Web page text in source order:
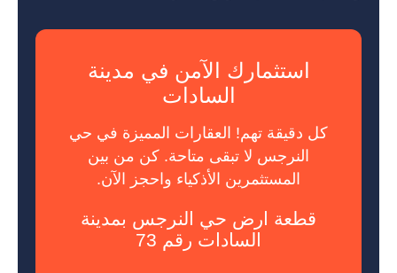
استثمارك الآمن في مدينة
السادات
كل دقيقة تهم! العقارات المميزة في حي
النرجس لا تبقى متاحة. كن من بين
المستثمرين الأذكياء واحجز الآن.
قطعة ارض حي النرجس بمدينة
السادات رقم 73